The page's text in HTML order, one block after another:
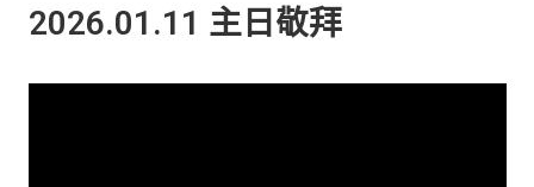
2026.01.11 主日敬拜